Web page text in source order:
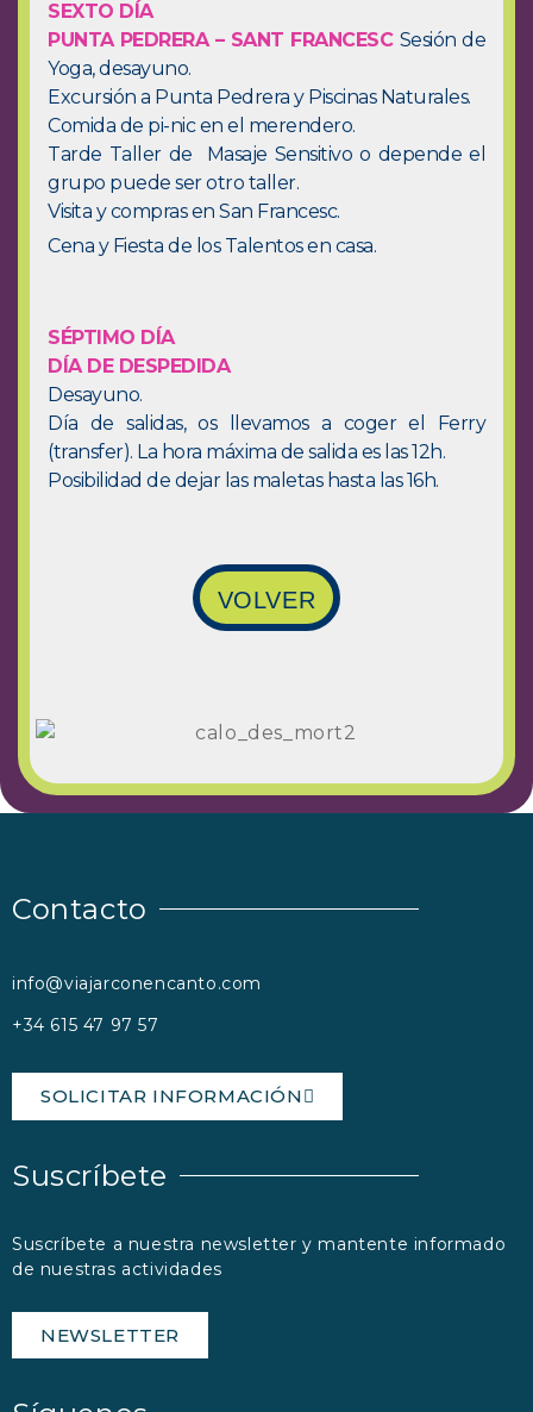
SEXTO DÍA
PUNTA PEDRERA – SANT FRANCESC Sesión de
Yoga, desayuno.
Excursión a Punta Pedrera y Piscinas Naturales.
Comida de pi-nic en el merendero.
Tarde Taller de Masaje Sensitivo o depende el
grupo puede ser otro taller.
Visita y compras en San Francesc.
Cena y Fiesta de los Talentos en casa.
SÉPTIMO DÍA
DÍA DE DESPEDIDA
Desayuno.
Día de salidas, os llevamos a coger el Ferry
(transfer). La hora máxima de salida es las 12h.
Posibilidad de dejar las maletas hasta las 16h.
VOLVER
Contacto
info@viajarconencanto.com
+34 615 47 97 57
SOLICITAR INFORMACIÓN
Suscríbete
Suscríbete a nuestra newsletter y mantente informado
de nuestras actividades
NEWSLETTER